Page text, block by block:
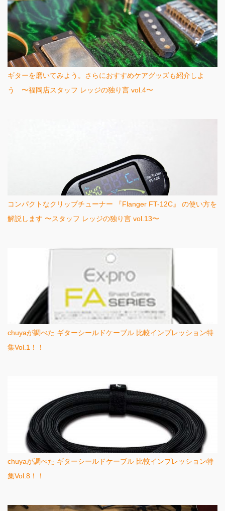
ギターを磨いてみよう。さらにおすすめケアグッズも紹介しよ
う 〜福岡店スタッフ レッジの独り言 vol.4〜
コンパクトなクリップチューナー 『Flanger FT-12C』 の使い方を
解説します 〜スタッフ レッジの独り言 vol.13〜
chuyaが調べた ギターシールドケーブル 比較インプレッション特
集Vol.1！！
chuyaが調べた ギターシールドケーブル 比較インプレッション特
集Vol.8！！